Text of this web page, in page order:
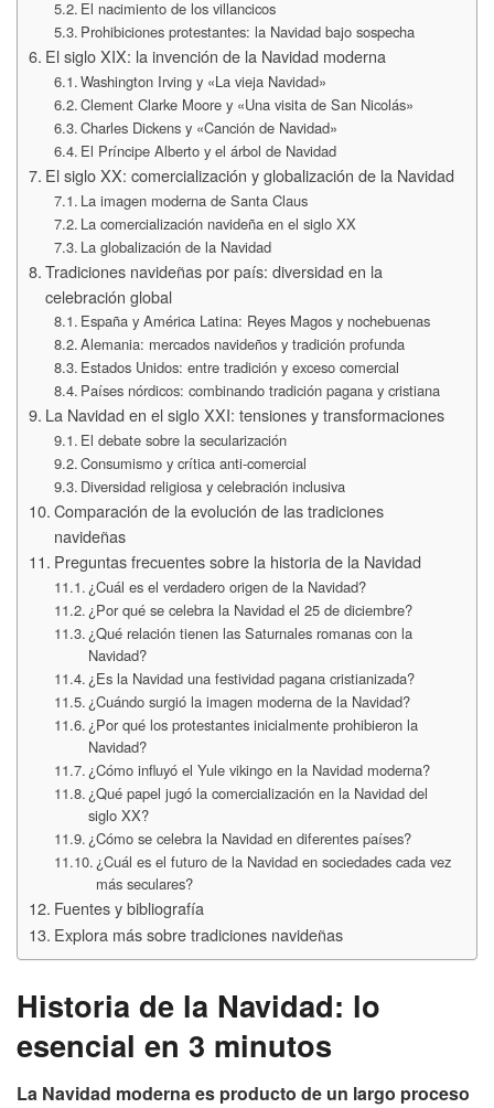
El nacimiento de los villancicos
Prohibiciones protestantes: la Navidad bajo sospecha
El siglo XIX: la invención de la Navidad moderna
Washington Irving y «La vieja Navidad»
Clement Clarke Moore y «Una visita de San Nicolás»
Charles Dickens y «Canción de Navidad»
El Príncipe Alberto y el árbol de Navidad
El siglo XX: comercialización y globalización de la Navidad
La imagen moderna de Santa Claus
La comercialización navideña en el siglo XX
La globalización de la Navidad
Tradiciones navideñas por país: diversidad en la
celebración global
España y América Latina: Reyes Magos y nochebuenas
Alemania: mercados navideños y tradición profunda
Estados Unidos: entre tradición y exceso comercial
Países nórdicos: combinando tradición pagana y cristiana
La Navidad en el siglo XXI: tensiones y transformaciones
El debate sobre la secularización
Consumismo y crítica anti-comercial
Diversidad religiosa y celebración inclusiva
Comparación de la evolución de las tradiciones
navideñas
Preguntas frecuentes sobre la historia de la Navidad
¿Cuál es el verdadero origen de la Navidad?
¿Por qué se celebra la Navidad el 25 de diciembre?
¿Qué relación tienen las Saturnales romanas con la
Navidad?
¿Es la Navidad una festividad pagana cristianizada?
¿Cuándo surgió la imagen moderna de la Navidad?
¿Por qué los protestantes inicialmente prohibieron la
Navidad?
¿Cómo influyó el Yule vikingo en la Navidad moderna?
¿Qué papel jugó la comercialización en la Navidad del
siglo XX?
¿Cómo se celebra la Navidad en diferentes países?
¿Cuál es el futuro de la Navidad en sociedades cada vez
más seculares?
Fuentes y bibliografía
Explora más sobre tradiciones navideñas
Historia de la Navidad: lo
esencial en 3 minutos
La Navidad moderna es producto de un largo proceso